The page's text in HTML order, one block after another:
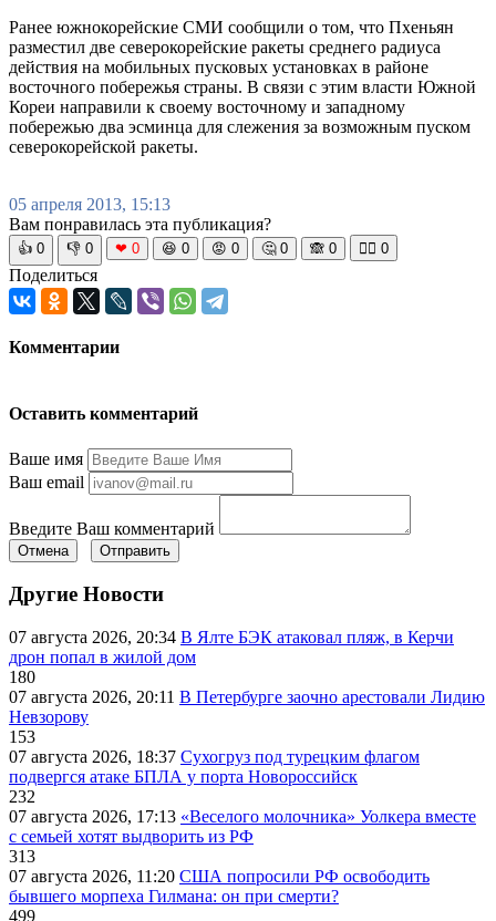
Ранее южнокорейские СМИ сообщили о том, что Пхеньян
разместил две северокорейские ракеты среднего радиуса
действия на мобильных пусковых установках в районе
восточного побережья страны. В связи с этим власти Южной
Кореи направили к своему восточному и западному
побережью два эсминца для слежения за возможным пуском
северокорейской ракеты.
05 апреля 2013, 15:13
Вам понравилась эта публикация?
👍 0 👎 0 ❤ 0 😆 0 😡 0 🤔 0 🙈 0 🧘‍♀️ 0
Поделиться
Комментарии
Оставить комментарий
Ваше имя
Ваш email
Введите Ваш комментарий
Отмена Отправить
Другие Новости
07 августа 2026, 20:34 В Ялте БЭК атаковал пляж, в Керчи
дрон попал в жилой дом
180
07 августа 2026, 20:11 В Петербурге заочно арестовали Лидию
Невзорову
153
07 августа 2026, 18:37 Сухогруз под турецким флагом
подвергся атаке БПЛА у порта Новороссийск
232
07 августа 2026, 17:13 «Веселого молочника» Уолкера вместе
с семьей хотят выдворить из РФ
313
07 августа 2026, 11:20 США попросили РФ освободить
бывшего морпеха Гилмана: он при смерти?
499